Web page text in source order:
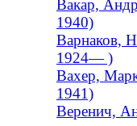
Вакар,
1940)
Варнаков,
1924— )
Вахер,
1941)
Веренич,